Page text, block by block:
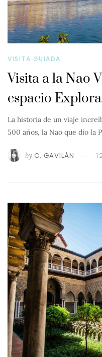
VISITA GUIADA
Visita a la Nao
espacio
La historia de un viaje
500 años, la Nao que dio la
by C. GAVILÁN